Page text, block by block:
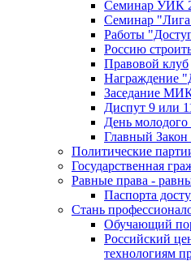
Семинар УИК
Семинар
Работы
Россию
Правовой клуб
Награждение
Заседание
Диспут 9 или
День молодого
Главный Закон
Политические
Государственная
Равные права -
Паспорта
Стань
Обучающий
Российский
технологиям